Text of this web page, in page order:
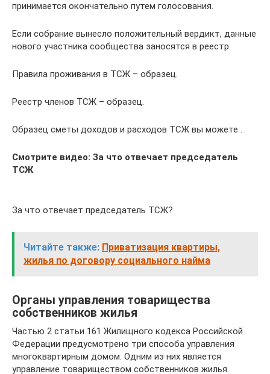
принимается окончательно путем голосования.
Если собрание вынесло положительный вердикт, данные
нового участника сообщества заносятся в реестр.
Правила проживания в ТСЖ – образец.
Реестр членов ТСЖ – образец.
Образец сметы доходов и расходов ТСЖ вы можете .
Смотрите видео: За что отвечает председатель
ТСЖ
За что отвечает председатель ТСЖ?
Читайте также: Приватизация квартиры,
жилья по договору социального найма
Органы управления товарищества
собственников жилья
Частью 2 статьи 161 Жилищного кодекса Российской
Федерации предусмотрено три способа управления
многоквартирным домом. Одним из них является
управление товариществом собственников жилья.